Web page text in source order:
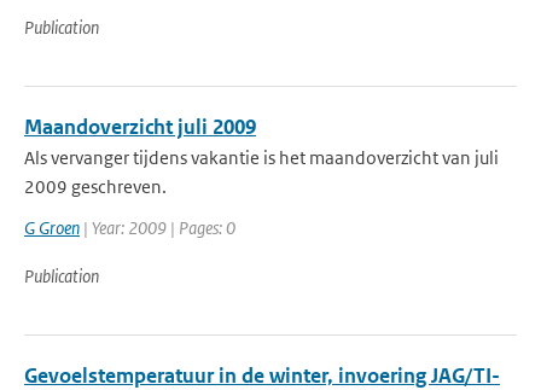
Publication
Maandoverzicht juli 2009
Als vervanger tijdens vakantie is het maandoverzicht van juli
2009 geschreven.
G Groen | Year: 2009 | Pages: 0
Publication
Gevoelstemperatuur in de winter, invoering JAG/TI-